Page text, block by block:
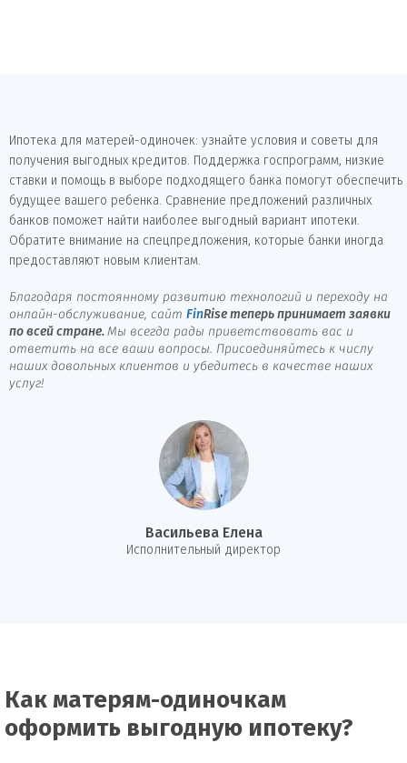
Ипотека для матерей-одиночек: узнайте условия и советы для
получения выгодных кредитов. Поддержка госпрограмм, низкие
ставки и помощь в выборе подходящего банка помогут обеспечить
будущее вашего ребенка. Сравнение предложений различных
банков поможет найти наиболее выгодный вариант ипотеки.
Обратите внимание на спецпредложения, которые банки иногда
предоставляют новым клиентам.
Благодаря постоянному развитию технологий и переходу на
онлайн-обслуживание, сайт FinRise теперь принимает заявки
по всей стране. Мы всегда рады приветствовать вас и
ответить на все ваши вопросы. Присоединяйтесь к числу
наших довольных клиентов и убедитесь в качестве наших
услуг!
Васильева Елена
И сполнительный директор
Как матерям-одиночкам
оформить выгодную ипотеку?